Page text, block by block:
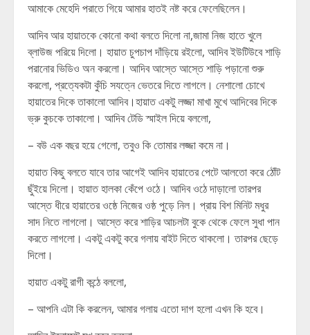
আমাকে মেহেদি পরাতে গিয়ে আমার হাতই নষ্ট করে ফেলেছিলেন।
আদিব আর হায়াতকে কোনো কথা বলতে দিলো না,জামা নিজ হাতে খুলে
ব্লাউজ পরিয়ে দিলো। হায়াত চুপচাপ দাঁড়িয়ে রইলো, আদিব ইউটিউবে শাড়ি
পরানোর ভিডিও অন করলো। আদিব আস্তে আস্তে শাড়ি পড়ানো শুরু
করলো, প্রত্যেকটা কুঁচি সযত্নে ভেতরে দিতে লাগলে। নেশালো চোখে
হায়াতের দিকে তাকালো আদিব।হায়াত একটু লজ্জা মাখা মুখে আদিবের দিকে
ভ্রু কুচকে তাকালো। আদিব টেডি স্মাইল দিয়ে বললো,
– বউ এক বছর হয়ে গেলো, তবুও কি তোমার লজ্জা কমে না।
হায়াত কিছু বলতে যাবে তার আগেই আদিব হায়াতের পেটে আলতো করে ঠোঁট
ছুঁইয়ে দিলো। হায়াত হালকা কেঁপে ওঠে। আদিব ওঠে দাড়ালো তারপর
আস্তে ধীরে হায়াতের ওষ্ঠে নিজের ওষ্ঠ পুড়ে নিল। প্রায় বিশ মিনিট মধুর
সাদ নিতে লাগলো। আস্তে করে শাড়ির আচলটা বুকে থেকে ফেলে সুধা পান
করতে লাগলো। একটু একটু করে গলায় বাইট দিতে থাকলো। তারপর ছেড়ে
দিলো।
হায়াত একটু রাগী কন্ঠে বললো,
– আপনি এটা কি করলেন, আমার গলায় এতো দাগ হলো এখন কি হবে।